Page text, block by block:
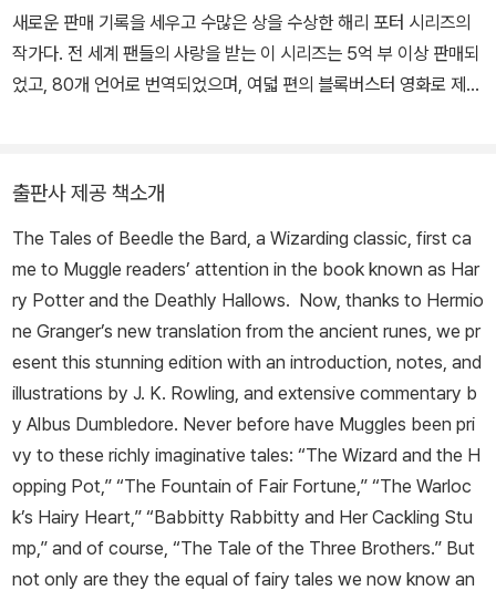
새로운 판매 기록을 세우고 수많은 상을 수상한 해리 포터 시리즈의
작가다. 전 세계 팬들의 사랑을 받는 이 시리즈는 5억 부 이상 판매되
었고, 80개 언어로 번역되었으며, 여덟 편의 블록버스터 영화로 제작
시나리오를 집필했다. 또한 공동 집필한 연극 대본 《해리 포터와 저주
받은 아이》가 2016년 여름 런던 웨스트엔드에서 공연되기도 했다. 2
012년에는 J.K. 롤링의 온라인 기업인 포터모어가 출범하여 팬들이
그녀의 새 글을 즐기고 마법사 세계에 더욱 깊이 빠져들 수 있게 됐다.
J.K. 롤링은 또한 성인 독자들을 위한 소설 《캐주얼 베이컨시》를 썼
으며, 로버트 갤브레이스라는 필명으로 범죄 소설도 여러 편 썼다. 아
동문학에 기여한 공로를 인정받아 대영제국 훈장(OBE), 프랑스 레
지옹 도뇌르 훈장, 안데르센상을 비롯한 수많은 상과 훈장을 받았다.
출판사 제공 책소개
The Tales of Beedle the Bard, a Wizarding classic, first ca
me to Muggle readers’ attention in the book known as Har
ry Potter and the Deathly Hallows. Now, thanks to Hermio
ne Granger’s new translation from the ancient runes, we pr
esent this stunning edition with an introduction, notes, and
illustrations by J. K. Rowling, and extensive commentary b
y Albus Dumbledore. Never before have Muggles been pri
vy to these richly imaginative tales: “The Wizard and the H
opping Pot,” “The Fountain of Fair Fortune,” “The Warloc
k’s Hairy Heart,” “Babbitty Rabbitty and Her Cackling Stu
mp,” and of course, “The Tale of the Three Brothers.” But
not only are they the equal of fairy tales we now know an